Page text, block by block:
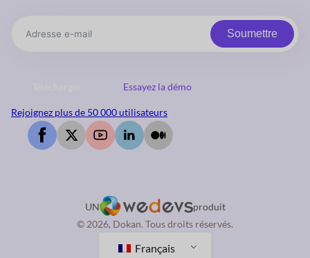
Soumettre
Essayez la démo
Rejoignez plus de 50 000 utilisateurs
UN
produit
© 2026, Dokan. Tous droits réservés.
Français